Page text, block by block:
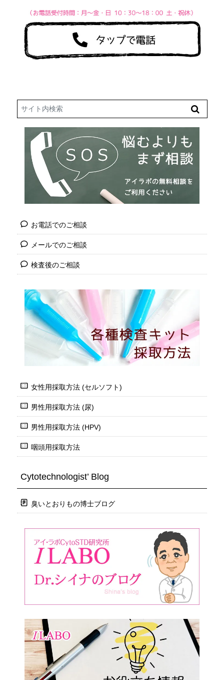
Search
お電話でのご相談
メールでのご相談
検査後のご相談
女性用採取方法 (セルソフト)
男性用採取方法 (尿)
男性用採取方法 (HPV)
咽頭用採取方法
Cytotechnologist’ Blog
臭いとおりもの博士ブログ